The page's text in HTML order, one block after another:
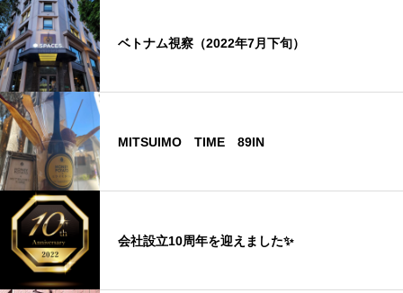
ベトナム視察（2022年7月下旬）
MITSUIMO TIME 89IN
会社設立10周年を迎えました✨